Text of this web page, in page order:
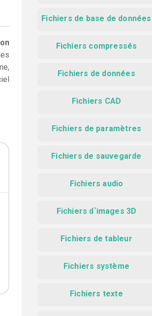
Fichiers de base de données
Fichiers compressés
Fichiers de données
Fichiers CAD
Fichiers de paramètres
Fichiers de sauvegarde
Fichiers audio
Fichiers d`images 3D
Fichiers de tableur
Fichiers système
Fichiers texte